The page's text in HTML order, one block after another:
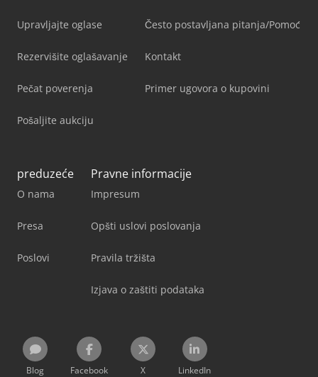
Upravljajte oglase
Rezervišite oglašavanje
Pečat poverenja
Pošaljite aukciju
Često postavljana pitanja/Pomoć
Kontakt
Primer ugovora o kupovini
preduzeće
O nama
Presa
Poslovi
Pravne informacije
Impresum
Opšti uslovi poslovanja
Pravila tržišta
Izjava o zaštiti podataka
Blog Facebook X LinkedIn